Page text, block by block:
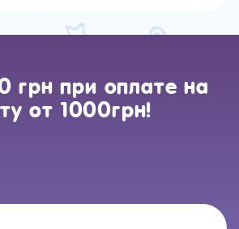
грн при оплате на
от 1000грн!